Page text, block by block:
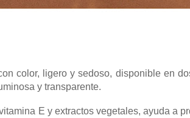
color, ligero y sedoso, disponible en
y transparente.
E y extractos vegetales, ayuda a